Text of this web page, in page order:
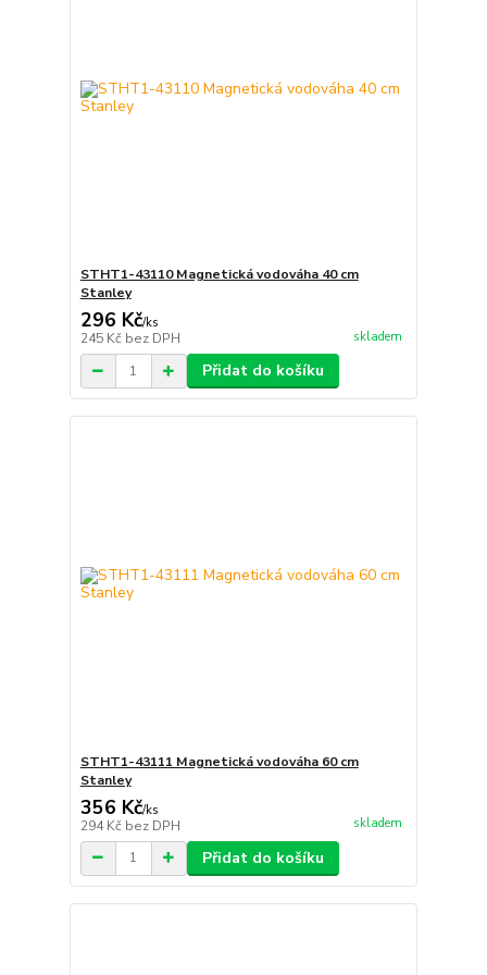
STHT1-43110 Magnetická vodováha 40 cm
Stanley
296 Kč/ks
245 Kč bez DPH skladem
Přidat do košíku
STHT1-43111 Magnetická vodováha 60 cm
Stanley
356 Kč/ks
294 Kč bez DPH skladem
Přidat do košíku